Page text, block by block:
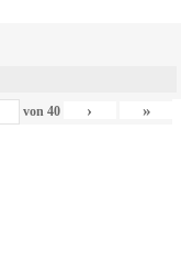
von 40 › »